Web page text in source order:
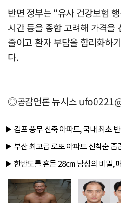
반면 정부는 "유사 건강보험
시간 등을 종합 고려해 가격
줄이고 환자 부담을 합리화하
다.
◎공감언론 뉴시스